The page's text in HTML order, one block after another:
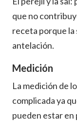
que no
receta porque la
antelación.
Medición
La medición de
complicada ya
pueden estar en